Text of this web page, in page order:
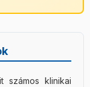
számos klinikai